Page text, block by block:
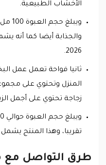
الأخشاب الطبيعية.
والجذابة أيضا كما أنه
2026.
ثانيا فواحة تعمل عمل
المنزل وتحتوي على
زجاجة تحتوي على أجمل
تقريبا، وهذا المنتج
طرق التواصل مع